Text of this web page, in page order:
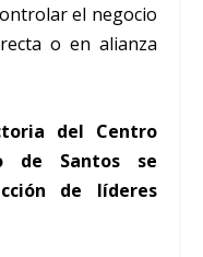
el negocio
o en alianza
del Centro
de Santos se
de líderes